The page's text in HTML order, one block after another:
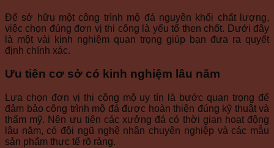
Để sở hữu một công trình mộ đá nguyên khối chất lượng,
việc chọn đúng đơn vị thi công là yếu tố then chốt. Dưới đây
là một vài kinh nghiệm quan trọng giúp bạn đưa ra quyết
định chính xác.
Ưu tiên cơ sở có kinh nghiệm lâu năm
Lựa chọn đơn vị thi công mộ uy tín là bước quan trọng để
đảm bảo công trình mộ đá được hoàn thiện đúng kỹ thuật và
thẩm mỹ. Nên ưu tiên các xưởng đá có thời gian hoạt động
lâu năm, có đội ngũ nghệ nhân chuyên nghiệp và các mẫu
sản phẩm thực tế rõ ràng.